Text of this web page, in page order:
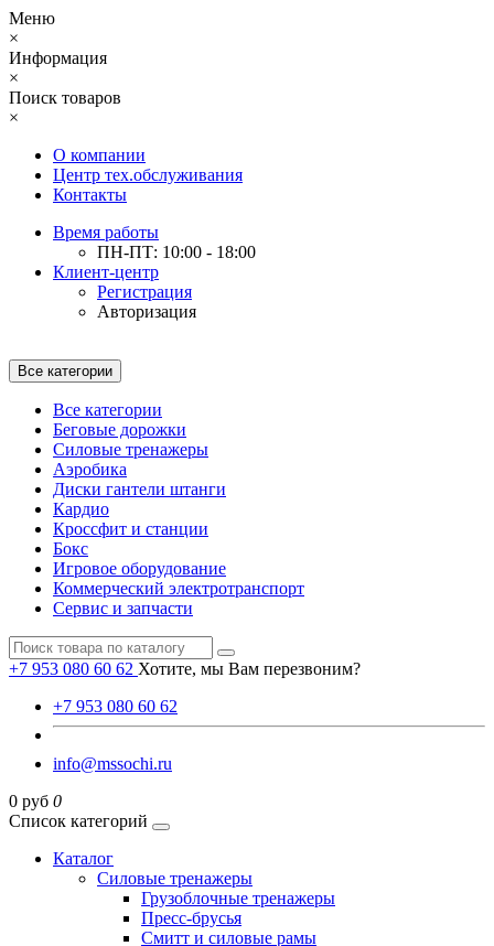
Меню
×
Информация
×
Поиск товаров
×
О компании
Центр тех.обслуживания
Контакты
Время работы
ПН-ПТ: 10:00 - 18:00
Клиент-центр
Регистрация
Авторизация
Все категории
Все категории
Беговые дорожки
Силовые тренажеры
Аэробика
Диски гантели штанги
Кардио
Кроссфит и станции
Бокс
Игровое оборудование
Коммерческий электротранспорт
Сервис и запчасти
+7 953 080 60 62 Хотите, мы Вам перезвоним?
+7 953 080 60 62
info@mssochi.ru
0 руб 0
Список категорий
Каталог
Силовые тренажеры
Грузоблочные тренажеры
Пресс-брусья
Смитт и силовые рамы